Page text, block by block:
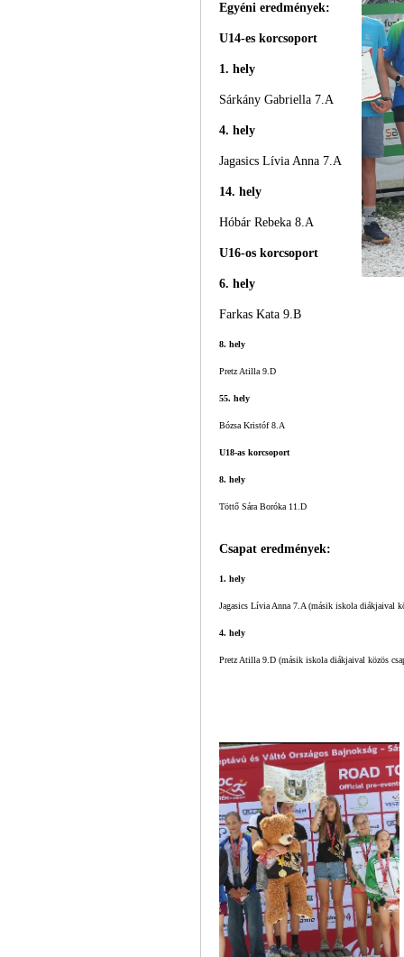
Egyéni eredmények:
U14-es korcsoport
1. hely
Sárkány Gabriella 7.A
4. hely
Jagasics Lívia Anna 7.A
14. hely
Hóbár Rebeka 8.A
U16-os korcsoport
6. hely
Farkas Kata 9.B
8. hely
Pretz Atilla 9.D
55. hely
Bózsa Kristóf 8.A
U18-as korcsoport
8. hely
Töttő Sára Boróka 11.D
Csapat eredmények:
1. hely
Jagasics Lívia Anna 7.A (másik iskola diákjaival
4. hely
Pretz Atilla 9.D (másik iskola diákjaival közös